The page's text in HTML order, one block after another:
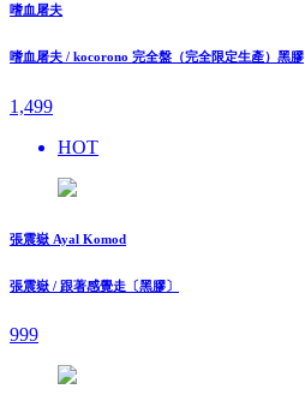
嗜血屠夫
嗜血屠夫 / kocorono 完全盤（完全限定生產）黑膠
1,499
HOT
張震嶽 Ayal Komod
張震嶽 / 跟著感覺走〔黑膠〕
999